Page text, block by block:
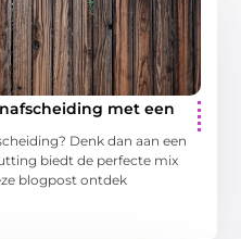
met een
Denk dan aan een
biedt de perfecte mix
blogpost ontdek